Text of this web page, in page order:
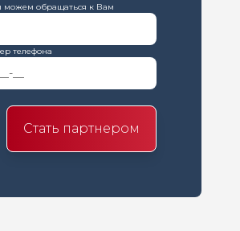
можем обращаться к Вам
телефона
Стать партнером